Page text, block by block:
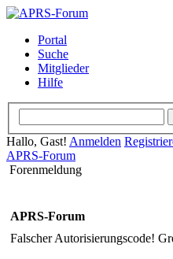
Portal
Suche
Mitglieder
Hilfe
Hallo, Gast! Anmelden
APRS-Forum
Forenmeldung
APRS-Forum
Falscher Autorisierungscode!